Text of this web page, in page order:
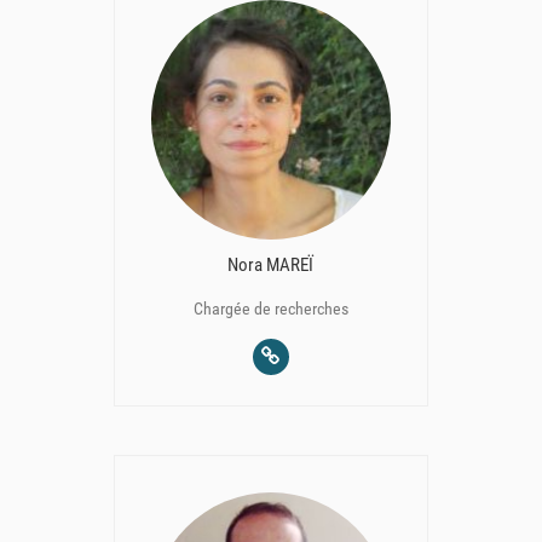
Nora MAREÏ
Chargée de recherches